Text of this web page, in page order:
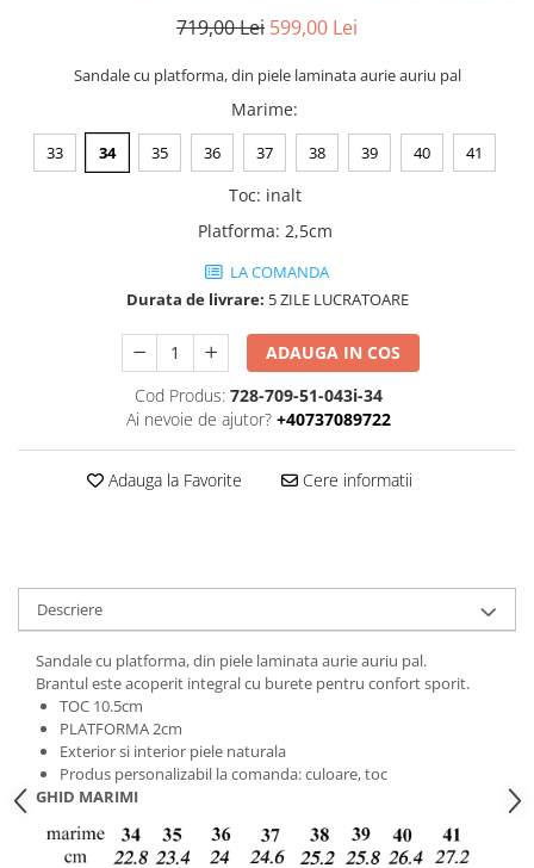
719,00 Lei 599,00 Lei
Sandale cu platforma, din piele laminata aurie auriu pal
Marime:
33 34 35 36 37 38 39 40 41
Toc: inalt
Platforma: 2,5cm
LA COMANDA
Durata de livrare: 5 ZILE LUCRATOARE
ADAUGA IN COS
Cod Produs: 728-709-51-043i-34
Ai nevoie de ajutor? +40737089722
Adauga la Favorite Cere informatii
Descriere
Sandale cu platforma, din piele laminata aurie auriu pal.
Brantul este acoperit integral cu burete pentru confort sporit.
TOC 10.5cm
PLATFORMA 2cm
Exterior si interior piele naturala
Produs personalizabil la comanda: culoare, toc
GHID MARIMI